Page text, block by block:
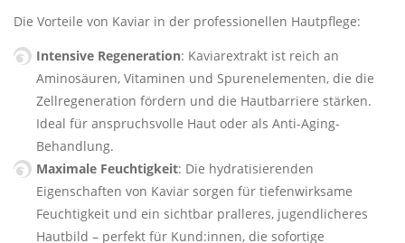
Die Vorteile von Kaviar in der professionellen Hautpflege:
Intensive Regeneration: Kaviarextrakt ist reich an
Aminosäuren, Vitaminen und Spurenelementen, die die
Zellregeneration fördern und die Hautbarriere stärken.
Ideal für anspruchsvolle Haut oder als Anti-Aging-
Behandlung.
Maximale Feuchtigkeit: Die hydratisierenden
Eigenschaften von Kaviar sorgen für tiefenwirksame
Feuchtigkeit und ein sichtbar pralleres, jugendlicheres
Hautbild – perfekt für Kund:innen, die sofortige